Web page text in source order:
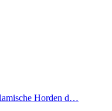
Horden d…